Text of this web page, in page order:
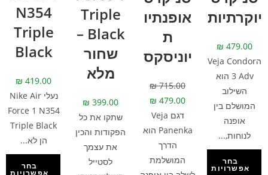
יוקרתיות
₪ 479.00
הVeja Condor
3 Adv הוא
השילוב
המושלם בין
אופנה
לנוחות,...
בחר
אפשרויות
אופנתיו
ת
יוניסקס
₪715.00
₪ 479.00
דגם Veja
Panenka הוא
הדרך
המושלמת
Triple
Black –
שחור
מלא
₪ 399.00
שתקו את כל
הפקודות והכין
את עצמך
לסטייל
N354
Triple
Black
₪ 419.00
נעלי Nike Air
Force 1 N354
Triple Black
הן לא...
בחר